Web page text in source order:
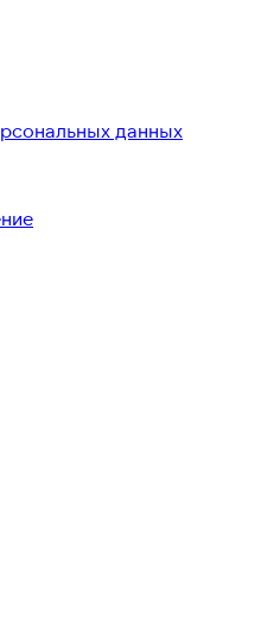
данных